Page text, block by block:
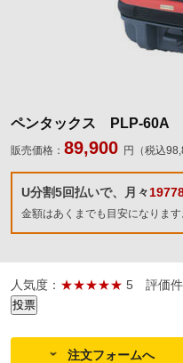
ペンタックス PLP-60A
販売価格： 89,900 円（税込
U分割5回払いで、月々
金額はあくまでも目安になります
人気度： ★★★★★ 5 評価件
注文フォームへ